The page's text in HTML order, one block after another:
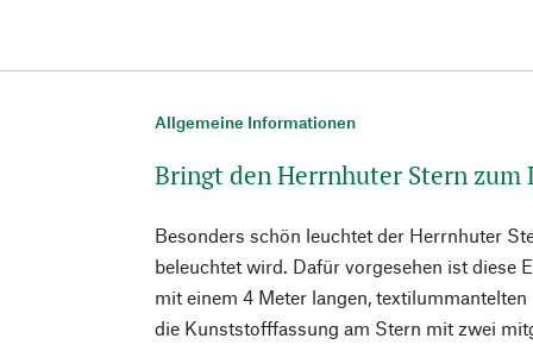
Allgemeine Informationen
Bringt den Herrnhuter Stern zum
Besonders schön leuchtet der Herrnhuter
beleuchtet wird. Dafür vorgesehen ist diese
mit einem 4 Meter langen,
die Kunststofffassung am Stern mit zwei